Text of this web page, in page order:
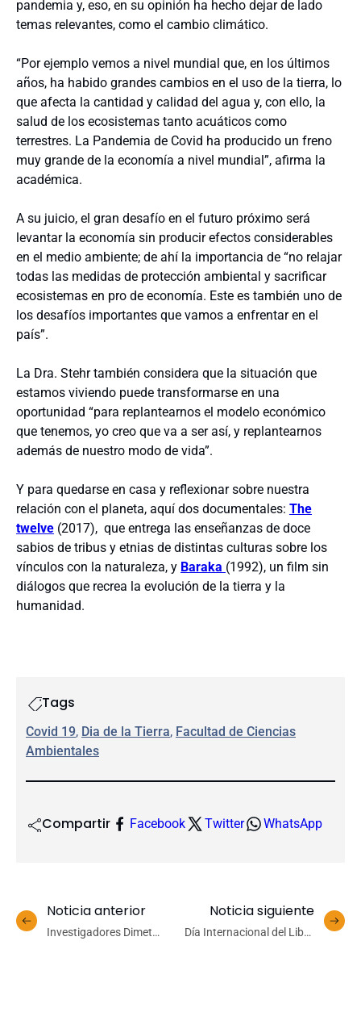
pandemia y, eso, en su opinión ha hecho dejar de lado
temas relevantes, como el cambio climático.
“Por ejemplo vemos a nivel mundial que, en los últimos
años, ha habido grandes cambios en el uso de la tierra, lo
que afecta la cantidad y calidad del agua y, con ello, la
salud de los ecosistemas tanto acuáticos como
terrestres. La Pandemia de Covid ha producido un freno
muy grande de la economía a nivel mundial”, afirma la
académica.
A su juicio, el gran desafío en el futuro próximo será
levantar la economía sin producir efectos considerables
en el medio ambiente; de ahí la importancia de “no relajar
todas las medidas de protección ambiental y sacrificar
ecosistemas en pro de economía. Este es también uno de
los desafíos importantes que vamos a enfrentar en el
país”.
La Dra. Stehr también considera que la situación que
estamos viviendo puede transformarse en una
oportunidad “para replantearnos el modelo económico
que tenemos, yo creo que va a ser así, y replantearnos
además de nuestro modo de vida”.
Y para quedarse en casa y reflexionar sobre nuestra
relación con el planeta, aquí dos documentales: The
twelve (2017), que entrega las enseñanzas de doce
sabios de tribus y etnias de distintas culturas sobre los
vínculos con la naturaleza, y Baraka (1992), un film sin
diálogos que recrea la evolución de la tierra y la
humanidad.
Tags
Covid 19, Dia de la Tierra, Facultad de Ciencias
Ambientales
Compartir Facebook Twitter WhatsApp
Noticia anterior
Investigadores Dimet
Noticia siguiente
Día Internacional del Libro